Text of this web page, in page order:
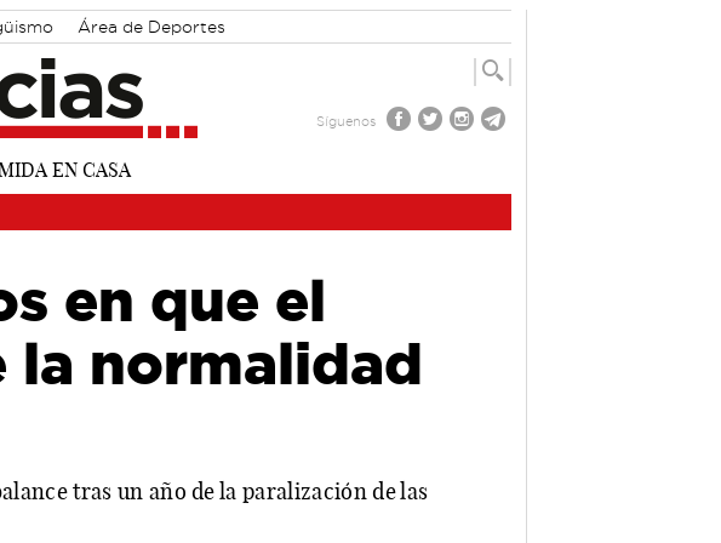
Área de Deportes
Síguenos
en que el
normalidad
tras un año de la paralización de las